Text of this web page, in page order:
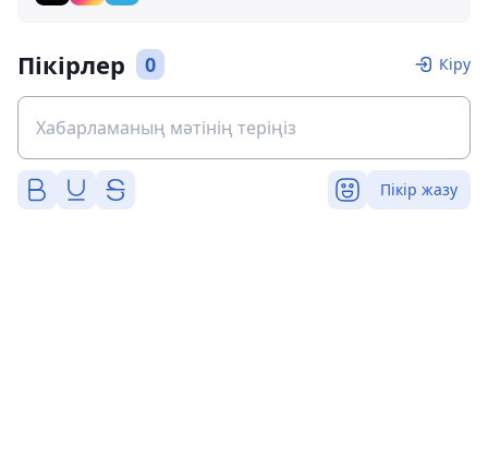
Пікірлер 0 Кіру
Пікір жазу